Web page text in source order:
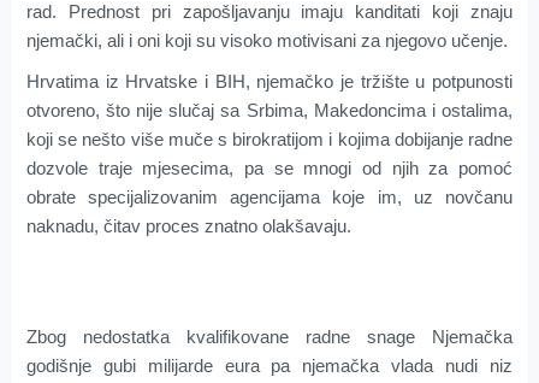
rad. Prednost pri zapošljavanju imaju kanditati koji znaju
njemački, ali i oni koji su visoko motivisani za njegovo učenje.
Hrvatima iz Hrvatske i BIH, njemačko je tržište u potpunosti
otvoreno, što nije slučaj sa Srbima, Makedoncima i ostalima,
koji se nešto više muče s birokratijom i kojima dobijanje radne
dozvole traje mjesecima, pa se mnogi od njih za pomoć
obrate specijalizovanim agencijama koje im, uz novčanu
naknadu, čitav proces znatno olakšavaju.
Zbog nedostatka kvalifikovane radne snage Njemačka
godišnje gubi milijarde eura pa njemačka vlada nudi niz